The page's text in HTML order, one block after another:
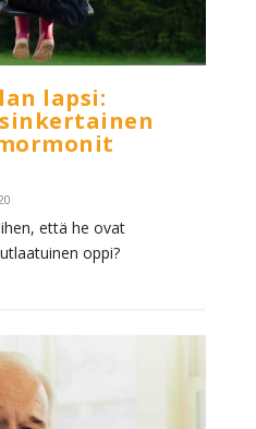
lapsi:
että he ovat
oppi?